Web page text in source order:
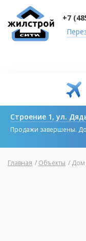
+7
Строение 1, ул.
Продажи завершены.
Главная / Объекты / Дом